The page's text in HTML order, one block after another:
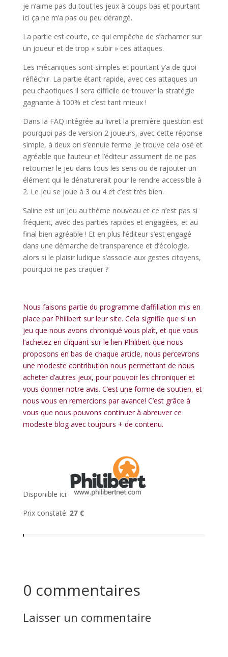
je n’aime pas du tout les jeux à coups bas et pourtant
ici ça ne m’a pas ou peu dérangé.
La partie est courte, ce qui empêche de s’acharner sur
un joueur et de trop « subir » ces attaques.
Les mécaniques sont simples et pourtant y’a de quoi
réfléchir. La partie étant rapide, avec ces attaques un
peu chaotiques il sera difficile de trouver la stratégie
gagnante à 100% et c’est tant mieux !
Dans la FAQ intégrée au livret la première question est
pourquoi pas de version 2 joueurs, avec cette réponse
simple, à deux on s’ennuie ferme. Je trouve cela osé et
agréable que l’auteur et l’éditeur assument de ne pas
retourner le jeu dans tous les sens ou de rajouter un
élément qui le dénaturerait pour le rendre accessible à
2. Le jeu se joue à 3 ou 4 et c’est très bien.
Saline est un jeu au thème nouveau et ce n’est pas si
fréquent, avec des parties rapides et engagées, et au
final bien agréable ! Et en plus l’éditeur s’est engagé
dans une démarche de transparence et d’écologie,
alors si le plaisir ludique s’associe aux gestes citoyens,
pourquoi ne pas craquer ?
Nous faisons partie du programme d’affiliation mis en
place par Philibert sur leur site. Cela signifie que si un
jeu que nous avons chroniqué vous plaît, et que vous
l’achetez en cliquant sur le lien Philibert que nous
proposons en bas de chaque article, nous percevrons
une modeste contribution nous permettant de nous
acheter d’autres jeux, pour pouvoir les chroniquer et
vous donner notre avis. C’est une forme de soutien, et
nous vous en remercions par avance! C’est grâce à
vous que nous pouvons continuer à abreuver ce
modeste blog avec toujours + de contenu.
Disponible ici:
Prix constaté: 27 €
0 commentaires
Laisser un commentaire